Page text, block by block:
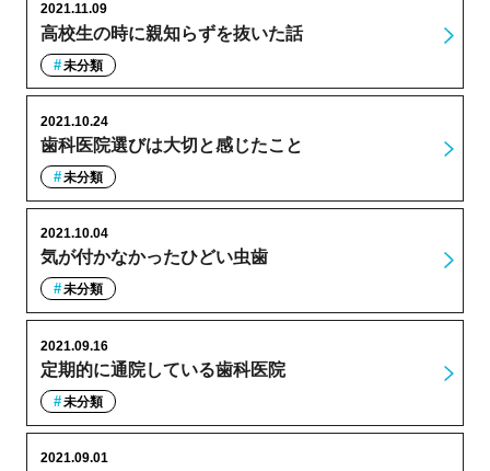
高校生の時に親知らずを抜いた話
2021.11.09
未分類
歯科医院選びは大切と感じたこと
2021.10.24
未分類
気が付かなかったひどい虫歯
2021.10.04
未分類
定期的に通院している歯科医院
2021.09.16
未分類
2021.09.01